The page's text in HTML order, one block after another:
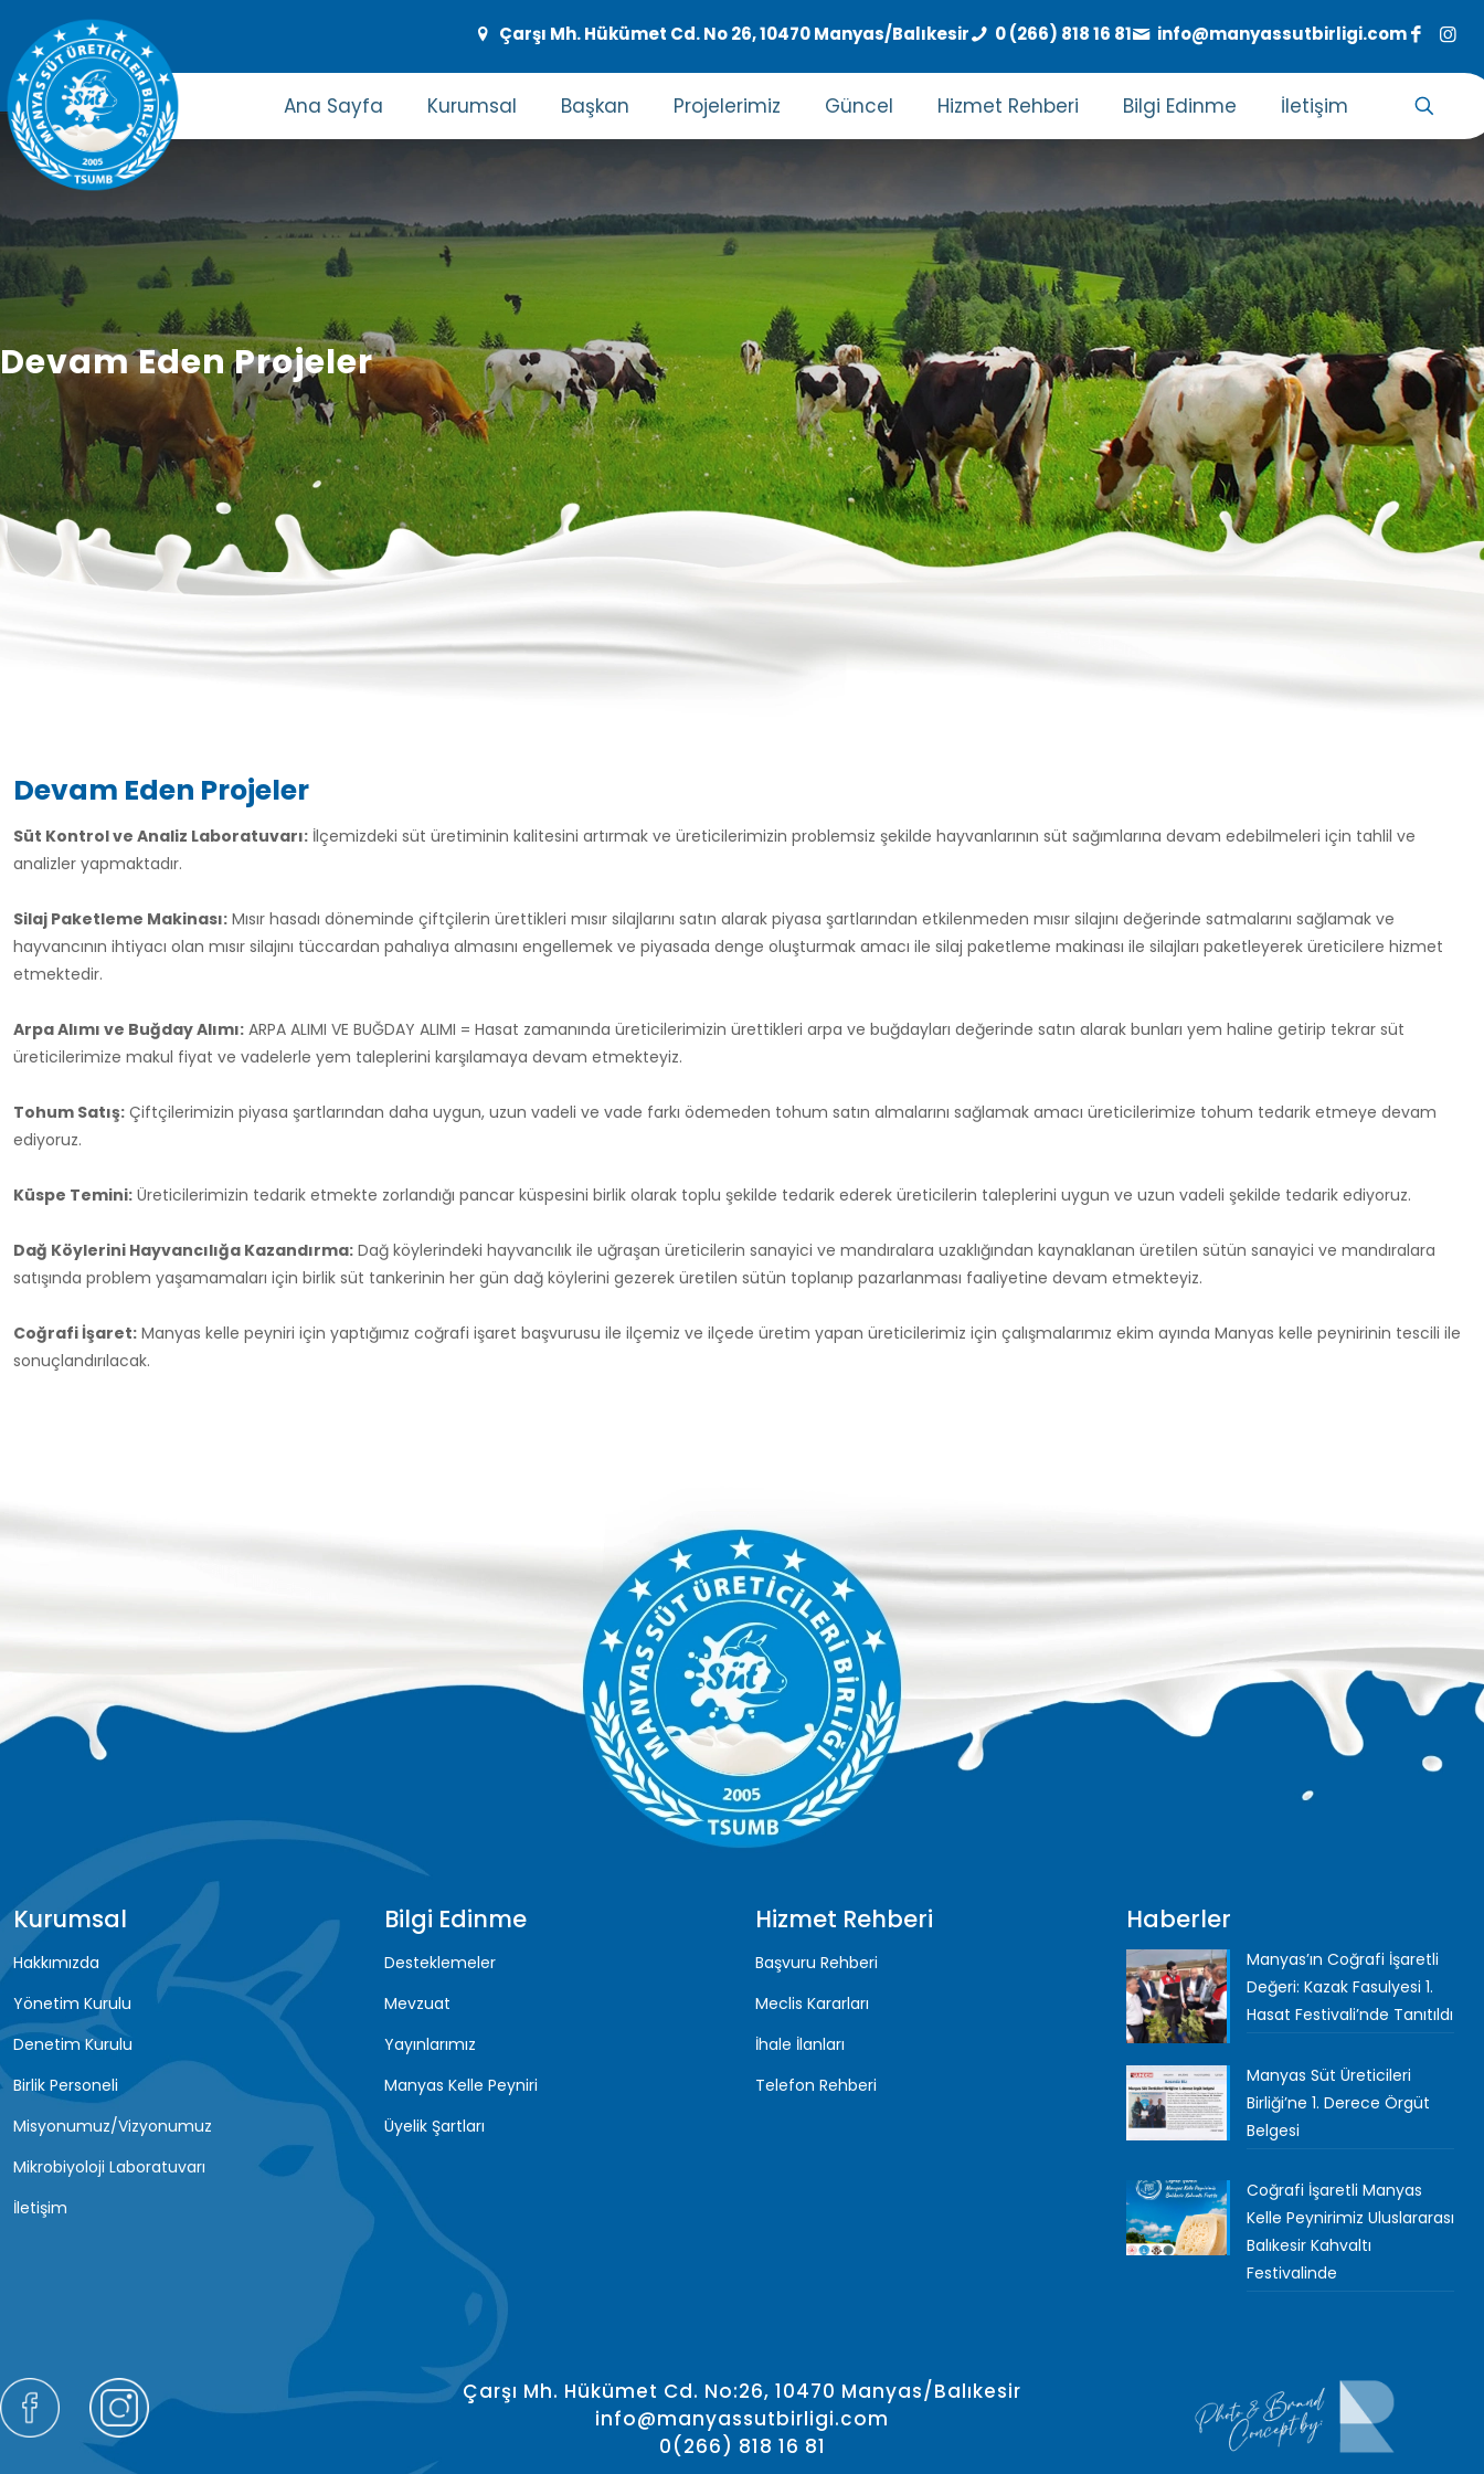
Çarşı Mh. Hükümet Cd. No 26, 10470 Manyas/Balıkesir 0 (266) 818 16 81 info@manyassutbirligi.com
Ana Sayfa Kurumsal Başkan Projelerimiz Güncel Hizmet Rehberi Bilgi Edinme İletişim
Devam Eden Projeler
Devam Eden Projeler
Süt Kontrol ve Analiz Laboratuvarı: İlçemizdeki süt üretiminin kalitesini artırmak ve üreticilerimizin problemsiz şekilde hayvanlarının süt sağımlarına devam edebilmeleri için tahlil ve
analizler yapmaktadır.
Silaj Paketleme Makinası: Mısır hasadı döneminde çiftçilerin ürettikleri mısır silajlarını satın alarak piyasa şartlarından etkilenmeden mısır silajını değerinde satmalarını sağlamak ve
hayvancının ihtiyacı olan mısır silajını tüccardan pahalıya almasını engellemek ve piyasada denge oluşturmak amacı ile silaj paketleme makinası ile silajları paketleyerek üreticilere hizmet
etmektedir.
Arpa Alımı ve Buğday Alımı: ARPA ALIMI VE BUĞDAY ALIMI = Hasat zamanında üreticilerimizin ürettikleri arpa ve buğdayları değerinde satın alarak bunları yem haline getirip tekrar süt
üreticilerimize makul fiyat ve vadelerle yem taleplerini karşılamaya devam etmekteyiz.
Tohum Satış: Çiftçilerimizin piyasa şartlarından daha uygun, uzun vadeli ve vade farkı ödemeden tohum satın almalarını sağlamak amacı üreticilerimize tohum tedarik etmeye devam
ediyoruz.
Küspe Temini: Üreticilerimizin tedarik etmekte zorlandığı pancar küspesini birlik olarak toplu şekilde tedarik ederek üreticilerin taleplerini uygun ve uzun vadeli şekilde tedarik ediyoruz.
Dağ Köylerini Hayvancılığa Kazandırma: Dağ köylerindeki hayvancılık ile uğraşan üreticilerin sanayici ve mandıralara uzaklığından kaynaklanan üretilen sütün sanayici ve mandıralara
satışında problem yaşamamaları için birlik süt tankerinin her gün dağ köylerini gezerek üretilen sütün toplanıp pazarlanması faaliyetine devam etmekteyiz.
Coğrafi İşaret: Manyas kelle peyniri için yaptığımız coğrafi işaret başvurusu ile ilçemiz ve ilçede üretim yapan üreticilerimiz için çalışmalarımız ekim ayında Manyas kelle peynirinin tescili ile
sonuçlandırılacak.
Kurumsal
Hakkımızda
Yönetim Kurulu
Denetim Kurulu
Birlik Personeli
Misyonumuz/Vizyonumuz
Mikrobiyoloji Laboratuvarı
İletişim
Bilgi Edinme
Desteklemeler
Mevzuat
Yayınlarımız
Manyas Kelle Peyniri
Üyelik Şartları
Hizmet Rehberi
Başvuru Rehberi
Meclis Kararları
İhale İlanları
Telefon Rehberi
Haberler
Manyas’ın Coğrafi İşaretli
Değeri: Kazak Fasulyesi 1.
Hasat Festivali’nde Tanıtıldı
Manyas Süt Üreticileri
Birliği’ne 1. Derece Örgüt
Belgesi
Coğrafi İşaretli Manyas
Kelle Peynirimiz Uluslararası
Balıkesir Kahvaltı
Festivalinde
Çarşı Mh. Hükümet Cd. No:26, 10470 Manyas/Balıkesir
info@manyassutbirligi.com
0(266) 818 16 81